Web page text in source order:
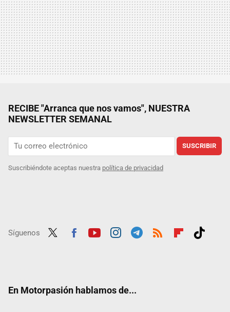
RECIBE "Arranca que nos vamos", NUESTRA
NEWSLETTER SEMANAL
SUSCRIBIR
Suscribiéndote aceptas nuestra política de privacidad
Síguenos
En Motorpasión hablamos de...